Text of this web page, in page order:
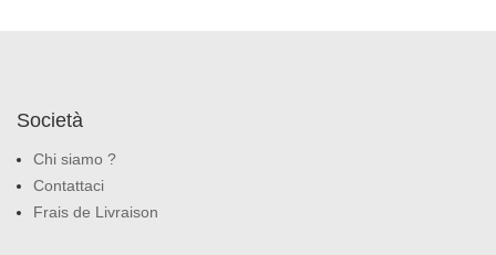
Società
Chi siamo ?
Contattaci
Frais de Livraison